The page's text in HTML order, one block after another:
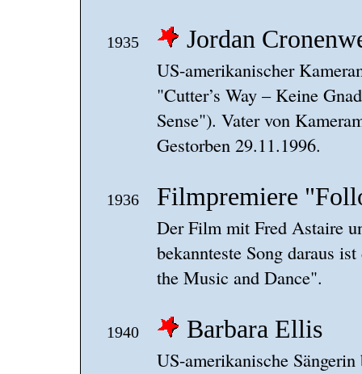
1935 Jordan
US-amerikanischer
"Cutter’s Way – Keine
Sense"). Vater von
Gestorben 29.11.1996.
1936 Filmpremiere
Der Film mit Fred Astaire
bekannteste Song daraus
the Music and Dance".
1940 Barbara Ellis
US-amerikanische